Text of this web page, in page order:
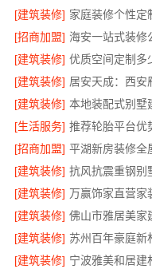
[建筑装修] 家庭装修个性定
[招商加盟]
[建筑装修] 优质空间定制多
[建筑装修] 居安天成：西安
[建筑装修]
[生活服务]
[招商加盟] 平湖新房装修全
[建筑装修]
[建筑装修]
[建筑装修]
[建筑装修]
[建筑装修]